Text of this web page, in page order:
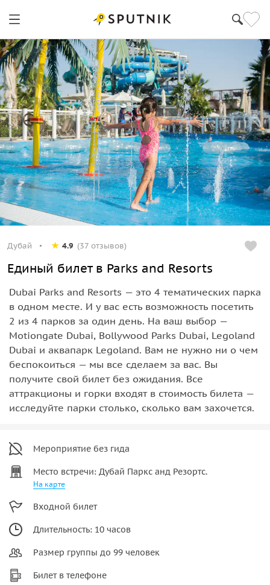
Дубай 4.9 (37 отзывов)
Единый билет в Parks and Resorts
Dubai Parks and Resorts — это 4 тематических парка
в одном месте. И у вас есть возможность посетить
2 из 4 парков за один день. На ваш выбор —
Motiongate Dubai, Bollywood Parks Dubai, Legoland
Dubai и аквапарк Legoland. Вам не нужно ни о чем
беспокоиться — мы все сделаем за вас. Вы
получите свой билет без ожидания. Все
аттракционы и горки входят в стоимость билета —
исследуйте парки столько, сколько вам захочется.
Мероприятие без гида
Место встречи: Дубай Паркс анд Резортс.
На карте
Входной билет
Длительность: 10 часов
Размер группы до 99 человек
Билет в телефоне